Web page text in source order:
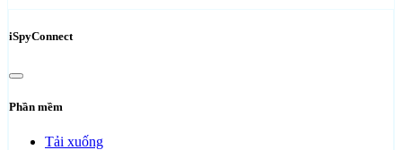
iSpyConnect
Phần mềm
Tải xuống